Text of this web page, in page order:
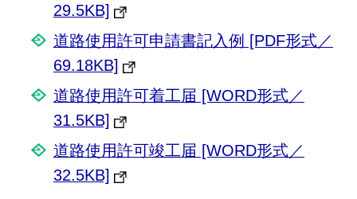
29.5KB]
道路使用許可申請書記入例 [PDF形式／
69.18KB]
道路使用許可着工届 [WORD形式／
31.5KB]
道路使用許可竣工届 [WORD形式／
32.5KB]